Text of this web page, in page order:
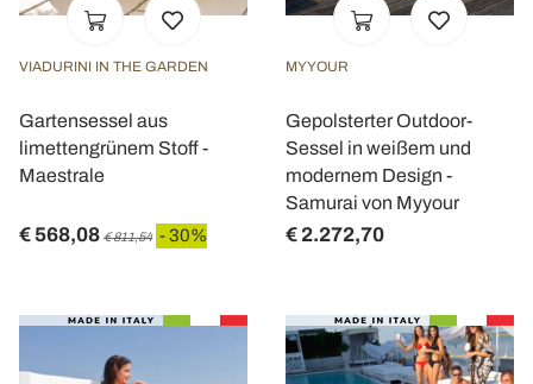
VIADURINI IN THE GARDEN
Gartensessel aus
limettengrünem Stoff -
Maestrale
€ 568,08 € 811,54 - 30%
MYYOUR
Gepolsterter Outdoor-
Sessel in weißem und
modernem Design -
Samurai von Myyour
€ 2.272,70